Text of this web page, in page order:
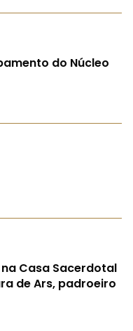
do Núcleo
Casa Sacerdotal
de Ars, padroeiro